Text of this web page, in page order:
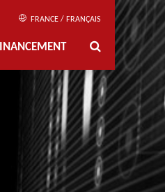
FRANCE / FRANÇAIS